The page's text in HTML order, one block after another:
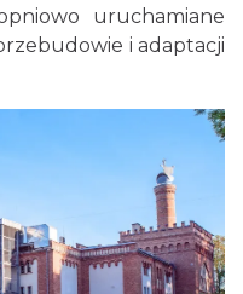
uruchamiane
i adaptacji